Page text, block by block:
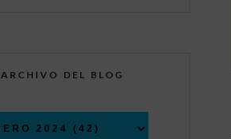
ARCHIVO DEL BLOG